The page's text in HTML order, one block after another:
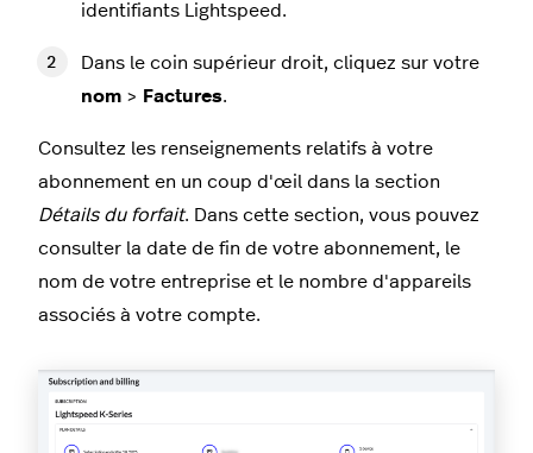
identifiants Lightspeed.
Dans le coin supérieur droit, cliquez sur votre
nom > Factures.
Consultez les renseignements relatifs à votre
abonnement en un coup d'œil dans la section
Détails du forfait. Dans cette section, vous pouvez
consulter la date de fin de votre abonnement, le
nom de votre entreprise et le nombre d'appareils
associés à votre compte.